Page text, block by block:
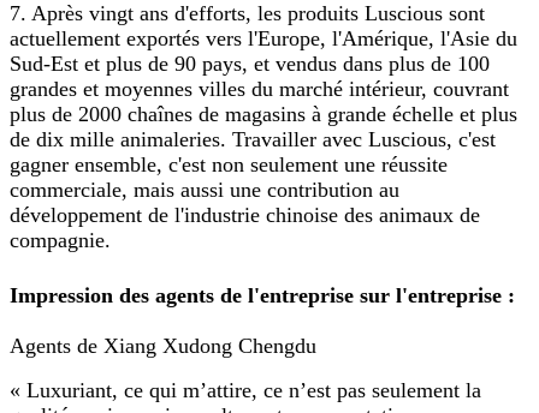
7. Après vingt ans d'efforts, les produits Luscious sont
actuellement exportés vers l'Europe, l'Amérique, l'Asie du
Sud-Est et plus de 90 pays, et vendus dans plus de 100
grandes et moyennes villes du marché intérieur, couvrant
plus de 2000 chaînes de magasins à grande échelle et plus
de dix mille animaleries. Travailler avec Luscious, c'est
gagner ensemble, c'est non seulement une réussite
commerciale, mais aussi une contribution au
développement de l'industrie chinoise des animaux de
compagnie.
Impression des agents de l'entreprise sur l'entreprise :
Agents de Xiang Xudong Chengdu
« Luxuriant, ce qui m’attire, ce n’est pas seulement la